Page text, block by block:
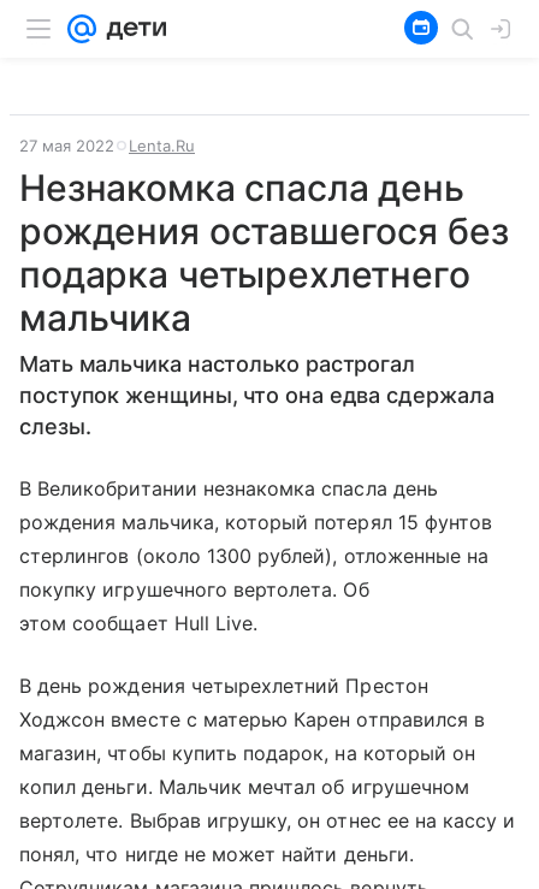
27 мая 2022 Lenta.Ru
Незнакомка спасла день
рождения оставшегося без
подарка четырехлетнего
мальчика
Мать мальчика настолько растрогал
поступок женщины, что она едва сдержала
слезы.
В Великобритании незнакомка спасла день
рождения мальчика, который потерял 15 фунтов
стерлингов (около 1300 рублей), отложенные на
покупку игрушечного вертолета. Об
этом сообщает Hull Live.
В день рождения четырехлетний Престон
Ходжсон вместе с матерью Карен отправился в
магазин, чтобы купить подарок, на который он
копил деньги. Мальчик мечтал об игрушечном
вертолете. Выбрав игрушку, он отнес ее на кассу и
понял, что нигде не может найти деньги.